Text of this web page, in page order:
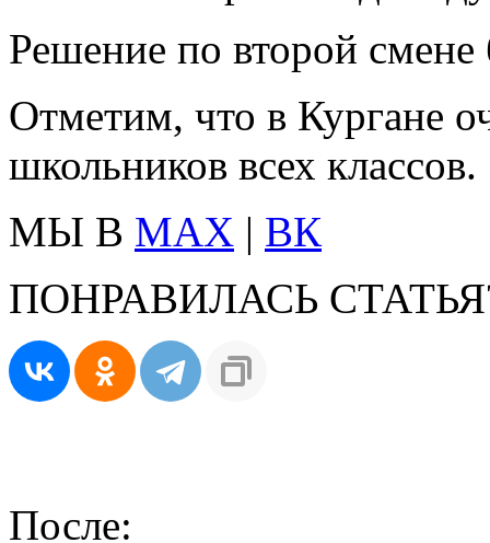
Решение по второй смене
Отметим, что в Кургане
школьников всех классов.
МЫ В MAX | ВК
ПОНРАВИЛАСЬ
После: